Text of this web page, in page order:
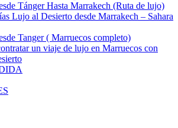
Tánger Hasta Marrakech (Ruta de lujo)
Lujo al Desierto desde Marrakech – Sahara
Tanger ( Marruecos completo)
un viaje de lujo en Marruecos con